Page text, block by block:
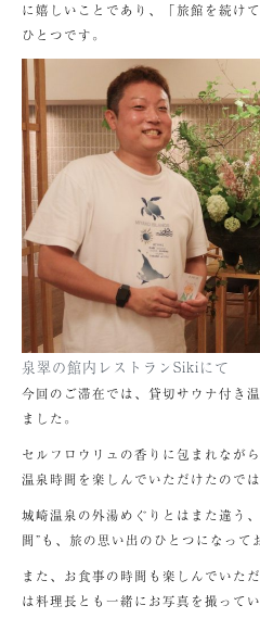
に嬉しいことであり、「旅館を続け
ひとつです。
泉翠の館内レストランSikiにて
今回のご滞在では、貸切サウナ付き
ました。
セルフロウリュの香りに包まれなが
温泉時間を楽しんでいただけたので
城崎温泉の外湯めぐりとはまた違う
間”も、旅の思い出のひとつになって
また、お食事の時間も楽しんでいた
は料理長とも一緒にお写真を撮って